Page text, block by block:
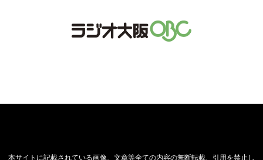
本サイトに記載されている画像、文章等全ての内容の無断転載、引用を禁止し